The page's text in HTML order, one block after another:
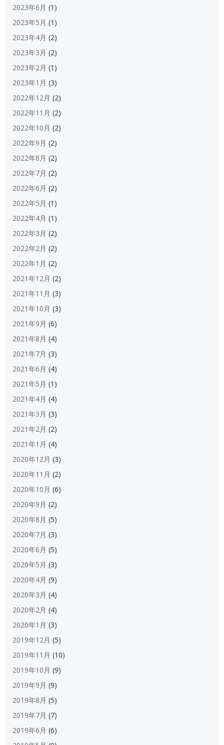
2023年6月 (1)
2023年5月 (1)
2023年4月 (2)
2023年3月 (2)
2023年2月 (1)
2023年1月 (3)
2022年12月 (2)
2022年11月 (2)
2022年10月 (2)
2022年9月 (2)
2022年8月 (2)
2022年7月 (2)
2022年6月 (2)
2022年5月 (1)
2022年4月 (1)
2022年3月 (2)
2022年2月 (2)
2022年1月 (2)
2021年12月 (2)
2021年11月 (3)
2021年10月 (3)
2021年9月 (6)
2021年8月 (4)
2021年7月 (3)
2021年6月 (4)
2021年5月 (1)
2021年4月 (4)
2021年3月 (3)
2021年2月 (2)
2021年1月 (4)
2020年12月 (3)
2020年11月 (2)
2020年10月 (6)
2020年9月 (2)
2020年8月 (5)
2020年7月 (3)
2020年6月 (5)
2020年5月 (3)
2020年4月 (9)
2020年3月 (4)
2020年2月 (4)
2020年1月 (3)
2019年12月 (5)
2019年11月 (10)
2019年10月 (9)
2019年9月 (9)
2019年8月 (5)
2019年7月 (7)
2019年6月 (6)